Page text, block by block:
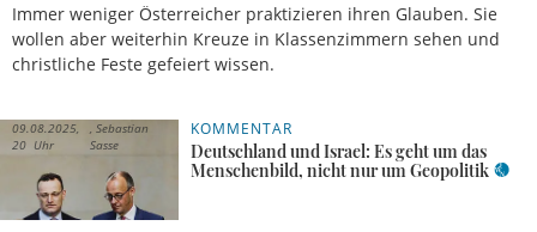
Immer weniger Österreicher praktizieren ihren Glauben. Sie
wollen aber weiterhin Kreuze in Klassenzimmern sehen und
christliche Feste gefeiert wissen.
KOMMENTAR
Deutschland und Israel: Es geht um das
Menschenbild, nicht nur um Geopolitik
09.08.2025,
20 Uhr
Sebastian
Sasse